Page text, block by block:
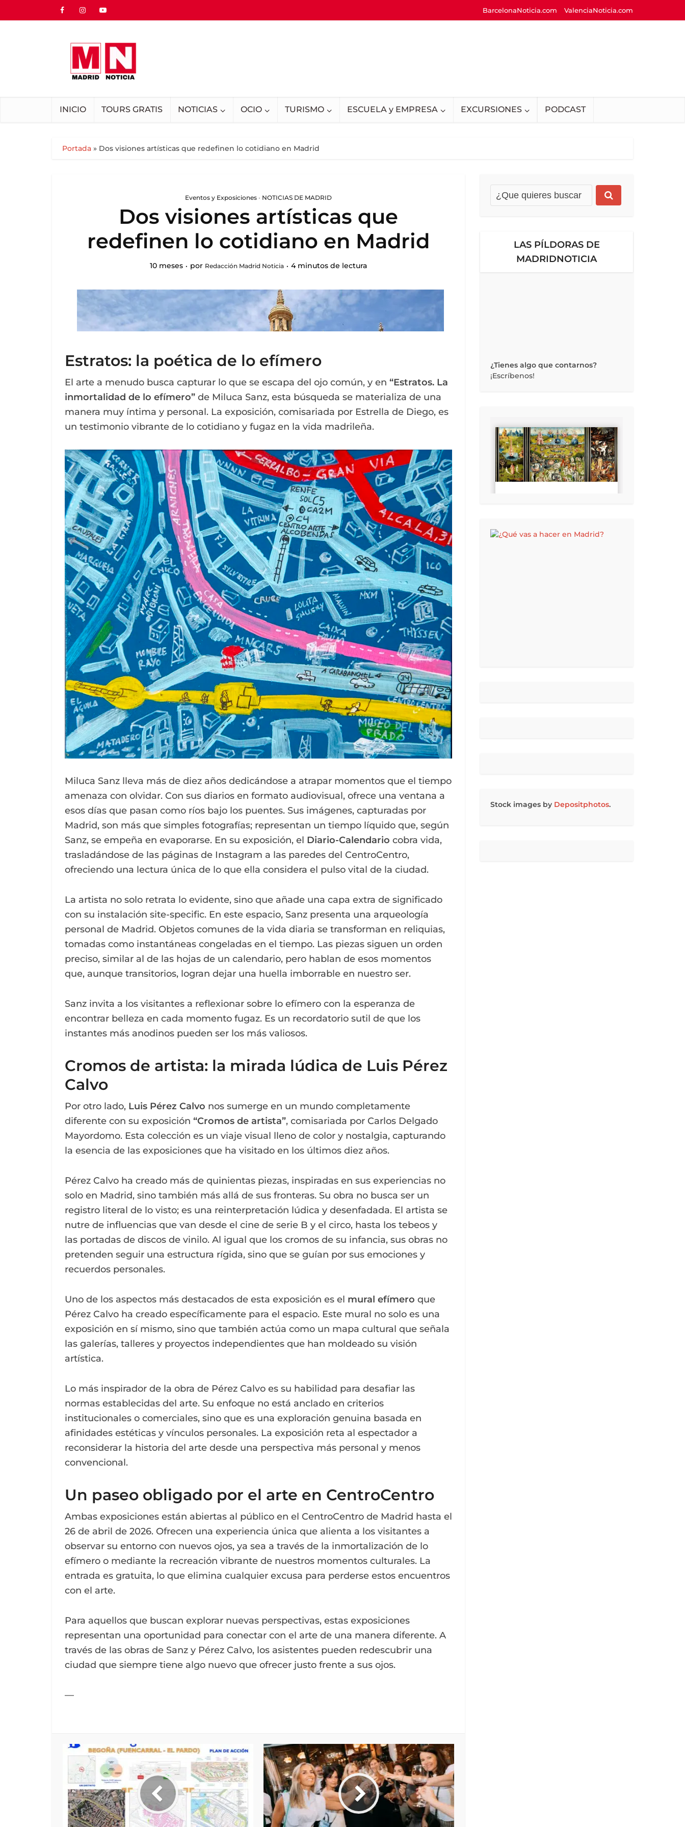
BarcelonaNoticia.com ValenciaNoticia.com
INICIO TOURS GRATIS NOTICIAS OCIO TURISMO ESCUELA y EMPRESA EXCURSIONES PODCAST
Portada » Dos visiones artísticas que redefinen lo cotidiano en Madrid
Eventos y Exposiciones • NOTICIAS DE MADRID
Dos visiones artísticas que
redefinen lo cotidiano en Madrid
10 meses por Redacción Madrid Noticia 4 minutos de lectura
Estratos: la poética de lo efímero
El arte a menudo busca capturar lo que se escapa del ojo común, y en “Estratos. La
inmortalidad de lo efímero” de Miluca Sanz, esta búsqueda se materializa de una
manera muy íntima y personal. La exposición, comisariada por Estrella de Diego, es
un testimonio vibrante de lo cotidiano y fugaz en la vida madrileña.
Miluca Sanz lleva más de diez años dedicándose a atrapar momentos que el tiempo
amenaza con olvidar. Con sus diarios en formato audiovisual, ofrece una ventana a
esos días que pasan como ríos bajo los puentes. Sus imágenes, capturadas por
Madrid, son más que simples fotografías; representan un tiempo líquido que, según
Sanz, se empeña en evaporarse. En su exposición, el Diario-Calendario cobra vida,
trasladándose de las páginas de Instagram a las paredes del CentroCentro,
ofreciendo una lectura única de lo que ella considera el pulso vital de la ciudad.
La artista no solo retrata lo evidente, sino que añade una capa extra de significado
con su instalación site-specific. En este espacio, Sanz presenta una arqueología
personal de Madrid. Objetos comunes de la vida diaria se transforman en reliquias,
tomadas como instantáneas congeladas en el tiempo. Las piezas siguen un orden
preciso, similar al de las hojas de un calendario, pero hablan de esos momentos
que, aunque transitorios, logran dejar una huella imborrable en nuestro ser.
Sanz invita a los visitantes a reflexionar sobre lo efímero con la esperanza de
encontrar belleza en cada momento fugaz. Es un recordatorio sutil de que los
instantes más anodinos pueden ser los más valiosos.
Cromos de artista: la mirada lúdica de Luis Pérez
Calvo
Por otro lado, Luis Pérez Calvo nos sumerge en un mundo completamente
diferente con su exposición “Cromos de artista”, comisariada por Carlos Delgado
Mayordomo. Esta colección es un viaje visual lleno de color y nostalgia, capturando
la esencia de las exposiciones que ha visitado en los últimos diez años.
Pérez Calvo ha creado más de quinientas piezas, inspiradas en sus experiencias no
solo en Madrid, sino también más allá de sus fronteras. Su obra no busca ser un
registro literal de lo visto; es una reinterpretación lúdica y desenfadada. El artista se
nutre de influencias que van desde el cine de serie B y el circo, hasta los tebeos y
las portadas de discos de vinilo. Al igual que los cromos de su infancia, sus obras no
pretenden seguir una estructura rígida, sino que se guían por sus emociones y
recuerdos personales.
Uno de los aspectos más destacados de esta exposición es el mural efímero que
Pérez Calvo ha creado específicamente para el espacio. Este mural no solo es una
exposición en sí mismo, sino que también actúa como un mapa cultural que señala
las galerías, talleres y proyectos independientes que han moldeado su visión
artística.
Lo más inspirador de la obra de Pérez Calvo es su habilidad para desafiar las
normas establecidas del arte. Su enfoque no está anclado en criterios
institucionales o comerciales, sino que es una exploración genuina basada en
afinidades estéticas y vínculos personales. La exposición reta al espectador a
reconsiderar la historia del arte desde una perspectiva más personal y menos
convencional.
Un paseo obligado por el arte en CentroCentro
Ambas exposiciones están abiertas al público en el CentroCentro de Madrid hasta el
26 de abril de 2026. Ofrecen una experiencia única que alienta a los visitantes a
observar su entorno con nuevos ojos, ya sea a través de la inmortalización de lo
efímero o mediante la recreación vibrante de nuestros momentos culturales. La
entrada es gratuita, lo que elimina cualquier excusa para perderse estos encuentros
con el arte.
Para aquellos que buscan explorar nuevas perspectivas, estas exposiciones
representan una oportunidad para conectar con el arte de una manera diferente. A
través de las obras de Sanz y Pérez Calvo, los asistentes pueden redescubrir una
ciudad que siempre tiene algo nuevo que ofrecer justo frente a sus ojos.
—
LAS PÍLDORAS DE
MADRIDNOTICIA
¿Tienes algo que contarnos?
¡Escríbenos!
Stock images by Depositphotos.